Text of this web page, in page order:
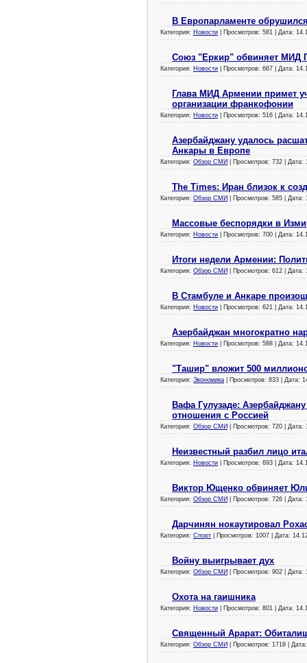
В Европарламенте
Категория: Новости | Просмотров: 581 | Дата:
Союз "Еркир" обвиняет МИД
Категория: Новости | Просмотров: 667 | Дата:
Глава МИД Армении примет
организации франкофонии
Категория: Новости | Просмотров: 516 | Дата:
Азербайджану удалось
Анкары в Европе
Категория: Обзор СМИ | Просмотров: 732 | Дата:
The Times: Иран близок к
Категория: Обзор СМИ | Просмотров: 585 | Дата:
Массовые беспорядки в
Категория: Новости | Просмотров: 700 | Дата:
Итоги недели Армении:
Категория: Обзор СМИ | Просмотров: 612 | Дата:
В Стамбуле и Анкаре
Категория: Новости | Просмотров: 621 | Дата:
Азербайджан многократно
Категория: Новости | Просмотров: 588 | Дата:
"Ташир" вложит 500
Категория: Экономика | Просмотров: 833 | Дата:
Вафa Гулузаде:
отношения с Россией
Категория: Обзор СМИ | Просмотров: 720 | Дата:
Неизвестный разбил лицо
Категория: Новости | Просмотров: 693 | Дата:
Виктор Ющенко обвиняет
Категория: Обзор СМИ | Просмотров: 726 | Дата:
Дарчинян нокаутировал
Категория: Спорт | Просмотров: 1007 | Дата:
Войну выигрывает дух
Категория: Обзор СМИ | Просмотров: 902 | Дата:
Охота на гаишника
Категория: Новости | Просмотров: 801 | Дата:
Священный Арарат:
Категория: Обзор СМИ | Просмотров: 1718 |